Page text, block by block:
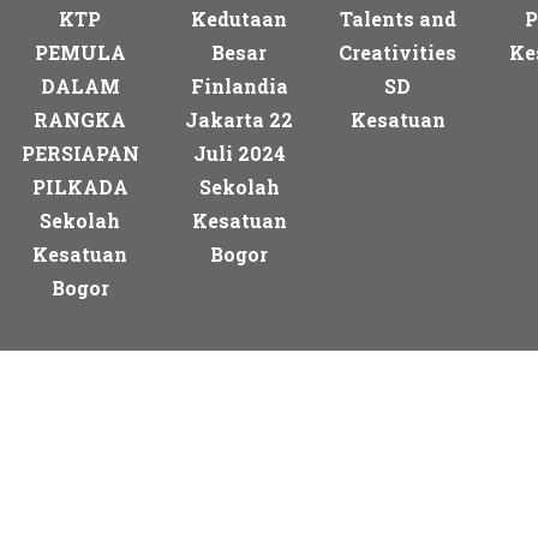
KTP
PEMULA
DALAM
RANGKA
PERSIAPAN
PILKADA
Sekolah
Kesatuan
Bogor
Kedutaan
Besar
Finlandia
Jakarta 22
Juli 2024
Sekolah
Kesatuan
Bogor
Talents and
Creativities
SD
Kesatuan